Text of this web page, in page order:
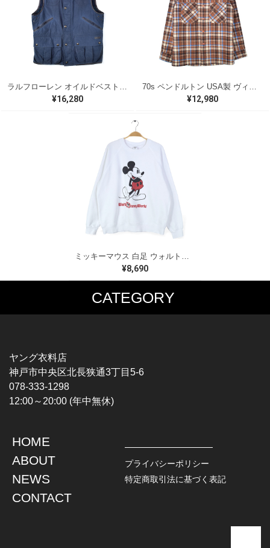
¥16,280 ¥12,980
ミッキーマウス 白足 ウォルトディズニーオフィシャル スウェット ホワイト WALT DISNEY WORLD ウォルトディズニーオフィシャル サイズXL相当 古着 CF0995
¥8,690
CATEGORY
MUSIC TEE
HARDCORE / PUNK
PROGLESSIVE ROCK
POPS
SOUL / R&B
T-SHIRTS
CHAMPION
TOPS
L / S SHIRT
S / S SHIRT
HAWAIIAN SHIRT
JACKET
DENIM
LEATHER
ヤング衣料店
神戸市中央区北長狭通3丁目5-6
078-333-1298
12:00～20:00 (年中無休)
HOME
ABOUT
NEWS
CONTACT
プライバシーポリシー
特定商取引法に基づく表記